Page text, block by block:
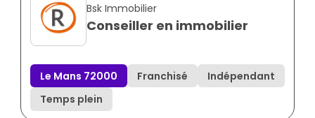
Bsk Immobilier
Conseiller en immobilier
Le Mans 72000 Franchisé
Indépendant
Temps plein